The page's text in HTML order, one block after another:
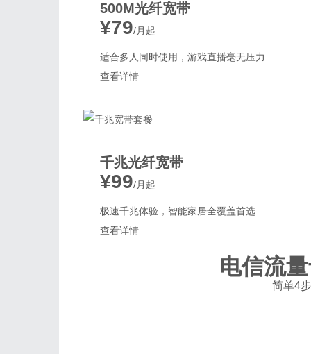
500M光纤宽带
¥79/月起
适合多人同时使用，游戏直播毫无压力
查看详情
千兆光纤宽带
¥99/月起
极速千兆体验，智能家居全覆盖首选
查看详情
电信流
简单4